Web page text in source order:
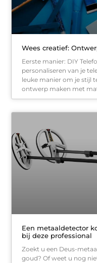
Wees creatief:
Eerste manier: DIY
personaliseren van je
leuke manier om je stijl
ontwerp maken met
Een metaaldetector
bij deze professional
Zoekt u een Deus-
goud? Of weet u nog